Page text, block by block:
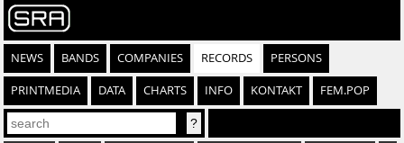
NEWS BANDS COMPANIES RECORDS PERSONS
PRINTMEDIA DATA CHARTS INFO KONTAKT FEM.POP